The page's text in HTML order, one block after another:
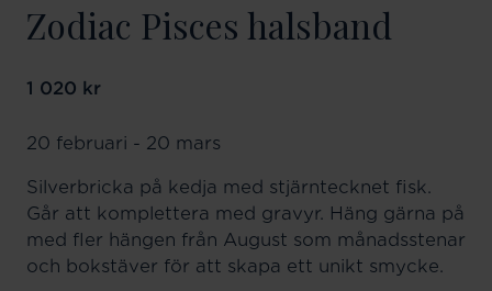
Zodiac Pisces halsband
Pris:1 020 kr
1 020 kr
20 februari - 20 mars
Silverbricka på kedja med stjärntecknet fisk.
Går att komplettera med gravyr. Häng gärna på
med fler hängen från August som månadsstenar
och bokstäver för att skapa ett unikt smycke.